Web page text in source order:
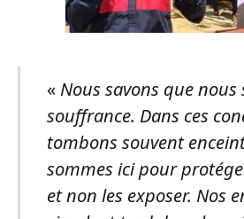
« Nous savons que nous
souffrance. Dans ces
tombons souvent
sommes ici pour
et non les exposer. Nos